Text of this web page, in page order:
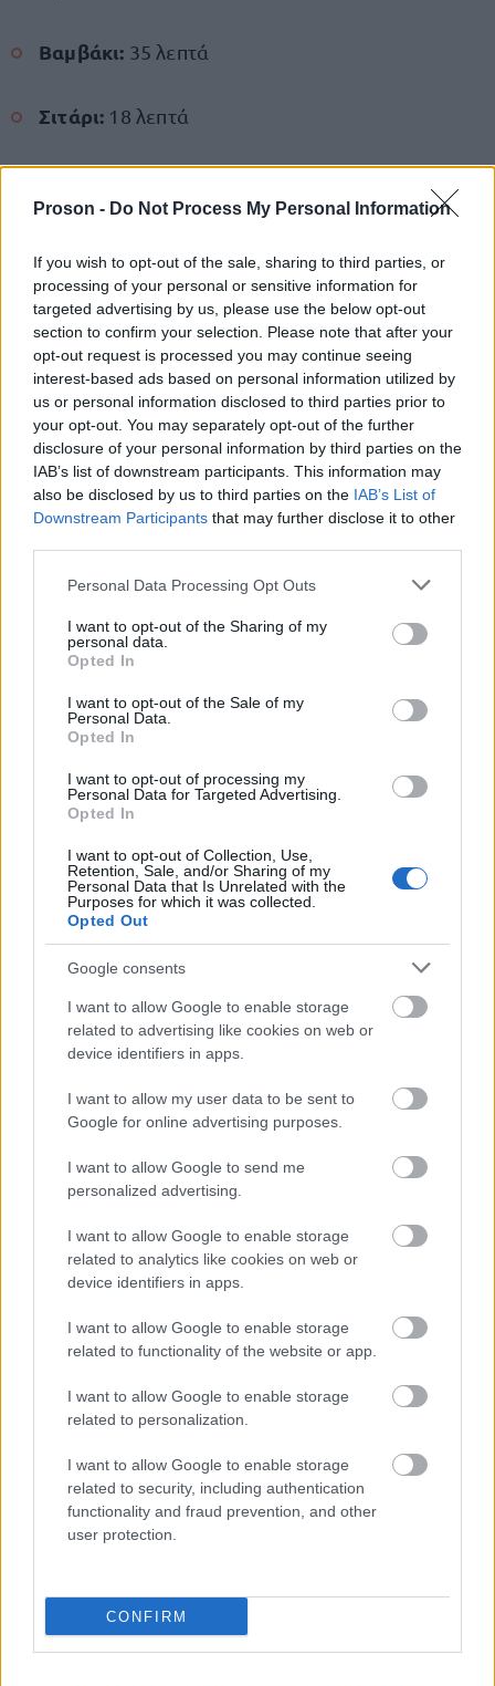
Proson - Do Not Process My Personal Information
If you wish to opt-out of the sale, sharing to third parties, or
processing of your personal or sensitive information for
targeted advertising by us, please use the below opt-out
section to confirm your selection. Please note that after your
opt-out request is processed you may continue seeing
interest-based ads based on personal information utilized by
us or personal information disclosed to third parties prior to
your opt-out. You may separately opt-out of the further
disclosure of your personal information by third parties on the
IAB’s list of downstream participants. This information may
also be disclosed by us to third parties on the IAB’s List of
Downstream Participants that may further disclose it to other
Please note that this website/app uses one or more Google
not limited to your visit or usage behaviour. You may click to
grant or deny consent to Google and its third-party tags to
use your data for below specified purposes in below Google
consent section.
Personal Data Processing Opt Outs
I want to opt-out of the Sharing of my
personal data.
Opted In
I want to opt-out of the Sale of my
Personal Data.
Opted In
I want to opt-out of processing my
Personal Data for Targeted Advertising.
Opted In
I want to opt-out of Collection, Use,
Retention, Sale, and/or Sharing of my
Personal Data that Is Unrelated with the
Purposes for which it was collected.
Opted Out
Google consents
I want to allow Google to enable storage
related to advertising like cookies on web or
device identifiers in apps.
I want to allow my user data to be sent to
Google for online advertising purposes.
I want to allow Google to send me
personalized advertising.
I want to allow Google to enable storage
related to analytics like cookies on web or
device identifiers in apps.
I want to allow Google to enable storage
related to functionality of the website or app.
I want to allow Google to enable storage
related to personalization.
I want to allow Google to enable storage
related to security, including authentication
functionality and fraud prevention, and other
user protection.
CONFIRM
Βαμβάκι: 35 λεπτά
Σιτάρι: 18 λεπτά
συζήτηση πρέπει να επεκταθεί σε:
Νέα Κοινή Αγροτική Πολιτική (ΚΑΠ)
Χρηματοδότηση
Εμπορικές συμφωνίες της ΕΕ, π.χ. είσοδος
Ουκρανίας στην αγορά.
Η ένταση των κινητοποιήσεων προκαλείσοβαρά
προβλήματα στην οικονομία και τις
κατά των αγροτών.
Ο κ. Τσιάρας κάλεσε σε
να βρεθούνλύσεις πριν τις γιορτές των
Χριστουγέννων
Κτηνοτροφία, ευλογιά και
αποζημιώσεις
Αποζημιώσεις για ευλογιά:έως 250 ευρώ ανά
ζώο, συνολικά >180 εκατ. ευρώ.
Εμβολιασμός: καθαρά επιστημονικό ζήτημα, με
επιπτώσεις στιςεξαγωγές φέτας.
Ο υπουργός υπογράμμισε ότι ησυζήτηση και η
εύρεση λύσης είναι μονόδρομος, τόσο για τη
ομαλή
λειτουργία της κοινωνίας
ΑΣΕΠ: Πιστοποίηση Αγγλικών σε
μόνο 2 ημέρες στα χέρια σας
ΑΣΕΠ: Εξ αποστάσεως η πιο Εύκολη
Πιστοποίηση Υπολογιστών σε 2
μέρες